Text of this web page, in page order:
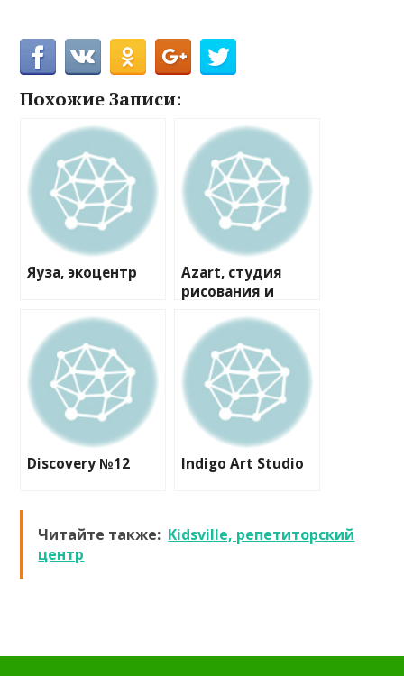
Похожие Записи:
Яуза, экоцентр
Azart, студия
рисования и
Discovery №12 Indigo Art Studio
Читайте также: Kidsville, репетиторский
центр